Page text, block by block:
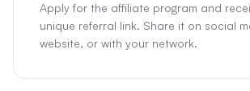
Apply for the affiliate program and
unique referral link. Share it on social
website, or with your network.